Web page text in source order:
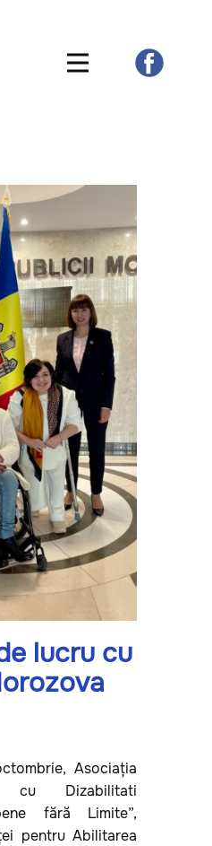
lucru cu
Asociația
cu Dizabilitati
fără Limite”,
pentru Abilitarea